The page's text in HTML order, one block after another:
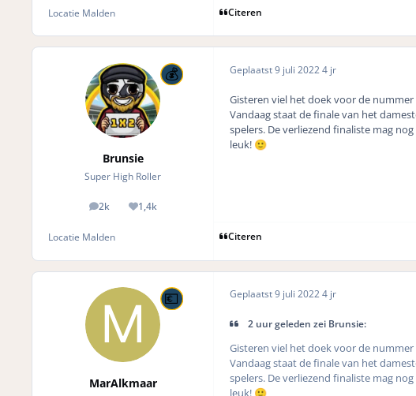
Locatie Malden Citeren
Brunsie
Super High Roller
2k
posts 1,4k
Reputation
Locatie Malden
Geplaatst9 juli 20224 jr
Gisteren viel het doek voor de
Vandaag staat de finale van het
spelers. De verliezend finaliste mag
leuk! 🙂
Citeren
MarAlkmaar
Geplaatst9 juli 20224 jr
2 uur geleden zei Brunsie:
Gisteren viel het doek voor de
Vandaag staat de finale van het
spelers. De verliezend finaliste mag
leuk! 🙂